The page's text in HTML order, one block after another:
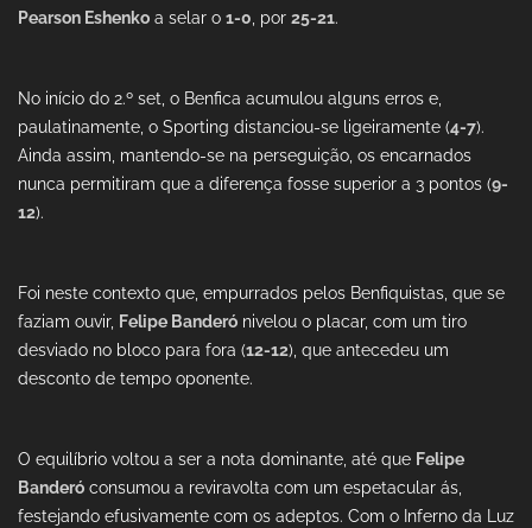
Pearson Eshenko a selar o 1-0 , por 25-21.
No início do 2.º set, o Benfica acumulou alguns erros e,
paulatinamente, o Sporting distanciou-se ligeiramente (4-7).
Ainda assim, mantendo-se na perseguição, os encarnados
nunca permitiram que a diferença fosse superior a 3 pontos (9-
12).
Foi neste contexto que, empurrados pelos Benfiquistas, que se
faziam ouvir, Felipe Banderó nivelou o placar, com um tiro
desviado no bloco para fora (12-12), que antecedeu um
desconto de tempo oponente.
O equilíbrio voltou a ser a nota dominante, até que Felipe
Banderó consumou a reviravolta com um espetacular ás,
festejando efusivamente com os adeptos. Com o Inferno da Luz